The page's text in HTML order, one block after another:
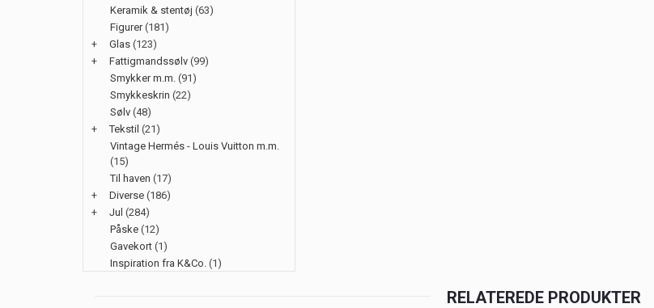
Keramik & stentøj (63)
Figurer(181)
+
Glas (123)
+
Fattigmandssølv (99)
Smykker m.m. (91)
Smykkeskrin (22)
Sølv (48)
+
Tekstil (21)
Vintage Hermés - Louis Vuitton m.m.
(15)
Til haven (17)
+
Diverse (186)
+
Jul (284)
Påske (12)
Gavekort (1)
Inspiration fra K&Co. (1)
RELATEREDE PRODUKTER